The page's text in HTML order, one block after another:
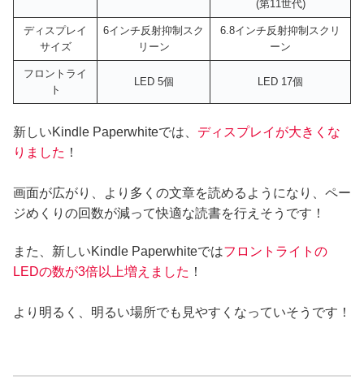
(第11世代)
ディスプレイ
サイズ
6インチ反射抑制スク
リーン
6.8インチ反射抑制スクリ
ーン
フロントライ
ト
LED 5個 LED 17個
新しいKindle Paperwhiteでは、 ディスプレイが大きくな
りました ！
画面が広がり、より多くの文章を読めるようになり、ペー
ジめくりの回数が減って快適な読書を行えそうです！
また、新しいKindle Paperwhiteではフロントライトの
LEDの数が3倍以上増えました ！
より明るく、明るい場所でも見やすくなっていそうです！